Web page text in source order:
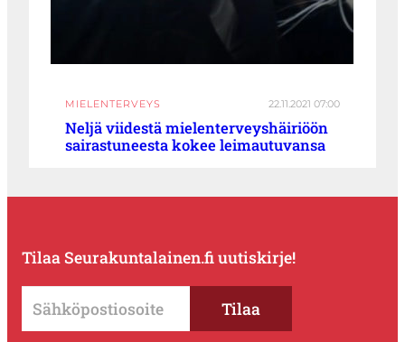
MIELENTERVEYS 22.11.2021 07:00
Neljä viidestä mielenterveyshäiriöön
sairastuneesta kokee leimautuvansa
Tilaa Seurakuntalainen.fi uutiskirje!